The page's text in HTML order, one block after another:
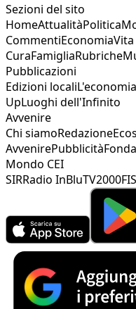
Sezioni del sito
HomeAttualitàPolitica
CommentiEconomia
CuraFamigliaRubriche
Pubblicazioni
Edizioni locali
UpLuoghi dell'Infinito
Avvenire
Chi siamoRedazione
AvvenirePubblicità
Mondo CEI
SIRRadio InBluTV2000